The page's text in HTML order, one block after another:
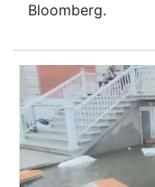
Bloomberg.